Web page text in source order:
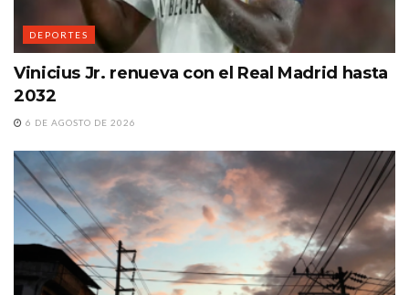
DEPORTES
Vinicius Jr. renueva con el Real Madrid hasta
2032
6 DE AGOSTO DE 2026